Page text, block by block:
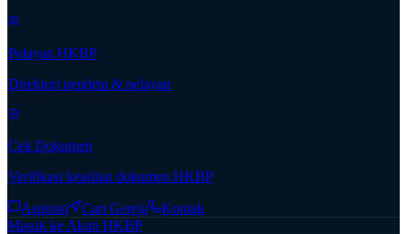
Pelayan HKBP
Direktori pendeta & pelayan
Cek Dokumen
Verifikasi keaslian dokumen HKBP
Aspirasi Cari Gereja
Kontak
Masuk ke Akun HKBP